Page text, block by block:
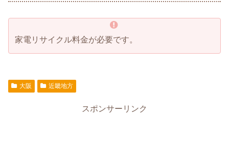
家電リサイクル料金が必要です。
大阪 近畿地方
スポンサーリンク